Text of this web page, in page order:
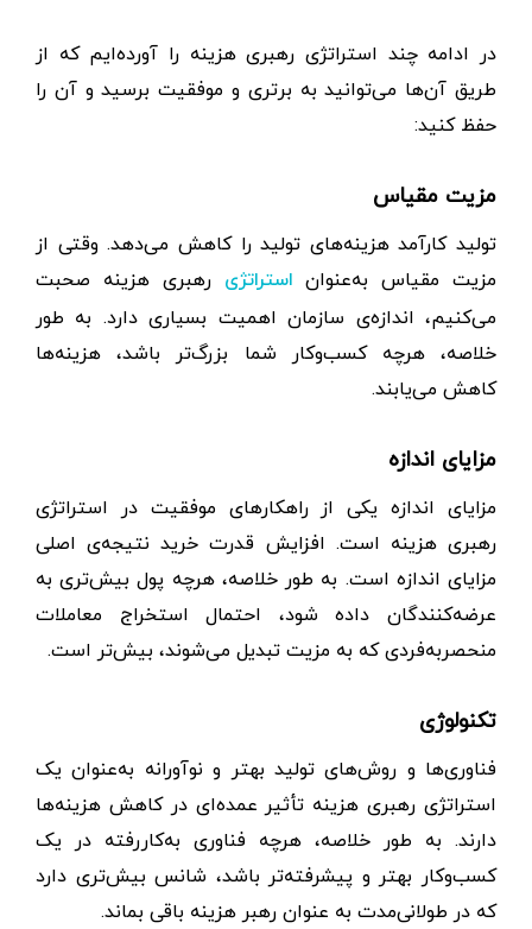
در ادامه چند استراتژی رهبری هزینه را آورده‌ایم که از
طریق آن‌ها می‌توانید به برتری و موفقیت برسید و آن را
حفظ کنید:
مزیت مقیاس
تولید کارآمد هزینه‌های تولید را کاهش می‌دهد. وقتی از
مزیت مقیاس به‌عنوان استراتژی رهبری هزینه صحبت
می‌کنیم، اندازه‌ی سازمان اهمیت بسیاری دارد. به طور
خلاصه، هرچه کسب‌وکار شما بزرگ‌تر باشد، هزینه‌ها
کاهش می‌یابند.
مزایای اندازه
مزایای اندازه یکی از راهکار‌های موفقیت در استراتژی
رهبری هزینه است. افزایش قدرت خرید نتیجه‌ی اصلی
مزایای اندازه است. به طور خلاصه، هرچه پول بیش‌تری به
عرضه‌کنندگان داده ‌شود، احتمال استخراج معاملات
منحصربه‌فردی که به مزیت تبدیل می‌‌شوند، بیش‌تر است.
تکنولوژی
فناوری‌ها و روش‌های تولید بهتر و نوآورانه به‌عنوان یک
استراتژی رهبری هزینه تأثیر عمده‌ای در کاهش هزینه‌ها
دارند. به طور خلاصه، هرچه فناوری به‌کاررفته در یک
کسب‌و‌کار بهتر و پیشرفته‌تر باشد، شانس بیش‌تری دارد
که در طولانی‌مدت به عنوان رهبر هزینه باقی بماند.